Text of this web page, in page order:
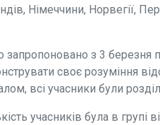
Німеччини, Норвегії,
запропоновано з 3 березня
своє розуміння
всі учасники були
учасників була в